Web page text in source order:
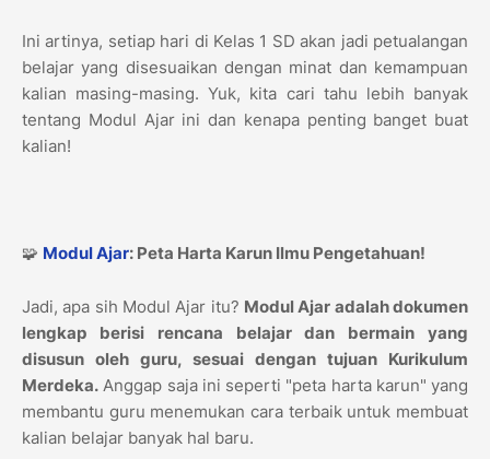
Ini artinya, setiap hari di Kelas 1 SD akan jadi petualangan
belajar yang disesuaikan dengan minat dan kemampuan
kalian masing-masing. Yuk, kita cari tahu lebih banyak
tentang Modul Ajar ini dan kenapa penting banget buat
kalian!
🧩 Modul Ajar: Peta Harta Karun Ilmu Pengetahuan!
Jadi, apa sih Modul Ajar itu? Modul Ajar adalah dokumen
lengkap berisi rencana belajar dan bermain yang
disusun oleh guru, sesuai dengan tujuan Kurikulum
Merdeka. Anggap saja ini seperti "peta harta karun" yang
membantu guru menemukan cara terbaik untuk membuat
kalian belajar banyak hal baru.